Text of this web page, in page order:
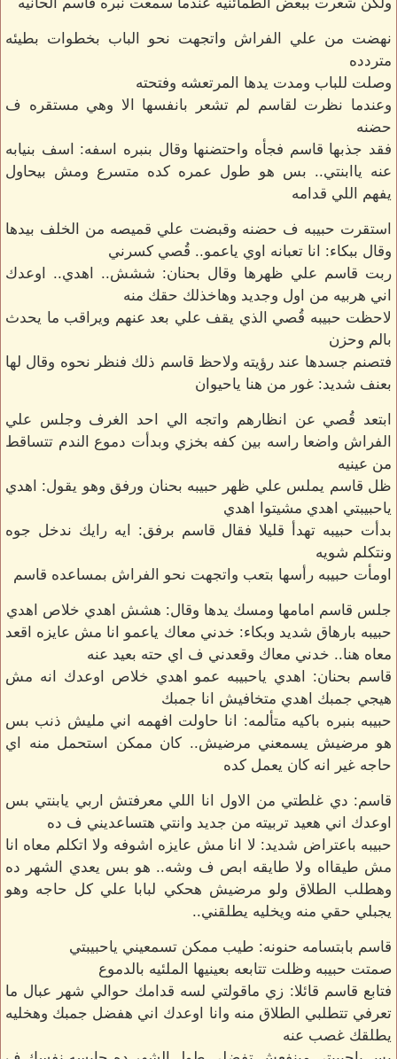
نهضت من علي الفراش واتجهت نحو الباب بخطوات بطيئه
متردده
وصلت للباب ومدت يدها المرتعشه وفتحته
وعندما نظرت لقاسم لم تشعر بانفسها الا وهي مستقره ف
حضنه
فقد جذبها قاسم فجأه واحتضنها وقال بنبره اسفه: اسف بنيابه
عنه ياابنتي.. بس هو طول عمره كده متسرع ومش بيحاول
يفهم اللي قدامه
استقرت حبيبه ف حضنه وقبضت علي قميصه من الخلف بيدها
وقال ببكاء: انا تعبانه اوي ياعمو.. قُصي كسرني
ربت قاسم علي ظهرها وقال بحنان: ششش.. اهدي.. اوعدك
اني هربيه من اول وجديد وهاخذلك حقك منه
لاحظت حبيبه قُصي الذي يقف علي بعد عنهم ويراقب ما يحدث
بالم وحزن
فتصنم جسدها عند رؤيته ولاحظ قاسم ذلك فنظر نحوه وقال لها
بعنف شديد: غور من هنا ياحيوان
ابتعد قُصي عن انظارهم واتجه الي احد الغرف وجلس علي
الفراش واضعا راسه بين كفه بخزي وبدأت دموع الندم تتساقط
من عينيه
ظل قاسم يملس علي ظهر حبيبه بحنان ورفق وهو يقول: اهدي
ياحبيبتي اهدي مشيتوا اهدي
بدأت حبيبه تهدأ قليلا فقال قاسم برفق: ايه رايك ندخل جوه
ونتكلم شويه
اومأت حبيبه رأسها بتعب واتجهت نحو الفراش بمساعده قاسم
جلس قاسم امامها ومسك يدها وقال: هشش اهدي خلاص اهدي
حبيبه بارهاق شديد وبكاء: خدني معاك ياعمو انا مش عايزه اقعد
معاه هنا.. خدني معاك وقعدني ف اي حته بعيد عنه
قاسم بحنان: اهدي ياحبيبه عمو اهدي خلاص اوعدك انه مش
هيجي جمبك اهدي متخافيش انا جمبك
حبيبه بنبره باكيه متألمه: انا حاولت افهمه اني مليش ذنب بس
هو مرضيش يسمعني مرضيش.. كان ممكن استحمل منه اي
حاجه غير انه كان يعمل كده
قاسم: دي غلطتي من الاول انا اللي معرفتش اربي يابنتي بس
اوعدك اني هعيد تربيته من جديد وانتي هتساعديني ف ده
حبيبه باعتراض شديد: لا انا مش عايزه اشوفه ولا اتكلم معاه انا
مش طيقااه ولا طايقه ابص ف وشه.. هو بس يعدي الشهر ده
وهطلب الطلاق ولو مرضيش هحكي لبابا علي كل حاجه وهو
يجبلي حقي منه ويخليه يطلقني..
قاسم بابتسامه حنونه: طيب ممكن تسمعيني ياحبيبتي
صمتت حبيبه وظلت تتابعه بعينيها الملئيه بالدموع
فتابع قاسم قائلا: زي ماقولتي لسه قدامك حوالي شهر عبال ما
تعرفي تتطلبي الطلاق منه وانا اوعدك اني هفضل جمبك وهخليه
يطلقك غصب عنه